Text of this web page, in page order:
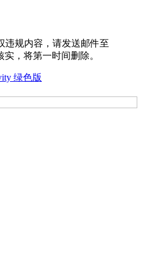
违规内容，请发送邮件至
实，将第一时间删除。
绿色版